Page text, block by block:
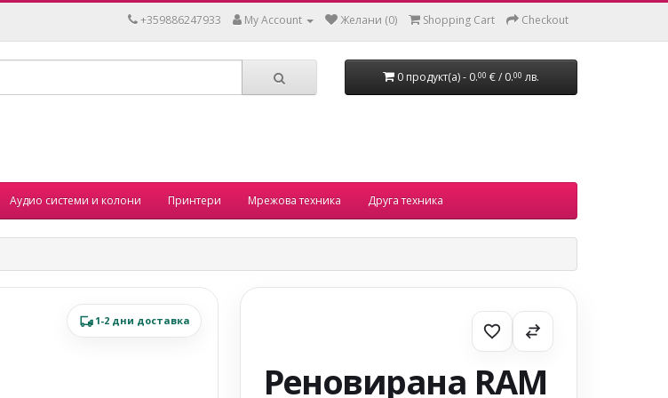
+359886247933 My Account Желани (0) Shopping Cart Checkout
0 продукт(а) - 0.00 € / 0.00 лв.
Аудио системи и колони Принтери Мрежова техника Друга техника
1-2 дни доставка
Реновирана RAM